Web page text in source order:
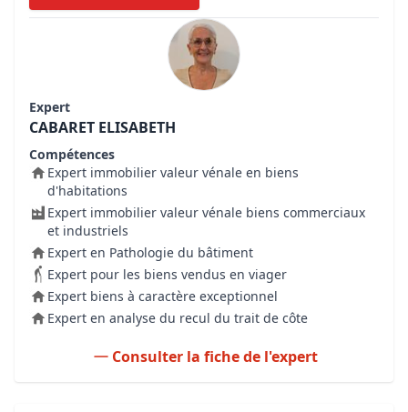
Expert
CABARET ELISABETH
Compétences
Expert immobilier valeur vénale en biens
d'habitations
Expert immobilier valeur vénale biens commerciaux
et industriels
Expert en Pathologie du bâtiment
Expert pour les biens vendus en viager
Expert biens à caractère exceptionnel
Expert en analyse du recul du trait de côte
Consulter la fiche de l'expert